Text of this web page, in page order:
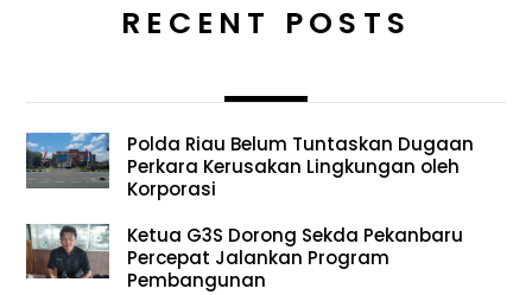
RECENT POSTS
Polda Riau Belum Tuntaskan Dugaan
Perkara Kerusakan Lingkungan oleh
Korporasi
Ketua G3S Dorong Sekda Pekanbaru
Percepat Jalankan Program
Pembangunan